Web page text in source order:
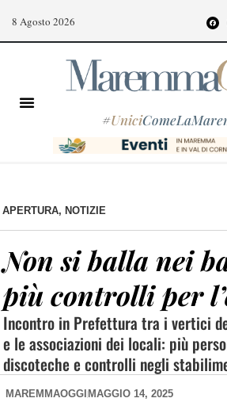
8 Agosto 2026
#Unici
APERTURA, NOTIZIE
Non si balla nei
più controlli per
Incontro in Prefettura tra i vertici
e le associazioni dei locali: più
discoteche e controlli negli
MAREMMAOGGI MAGGIO 14, 2025